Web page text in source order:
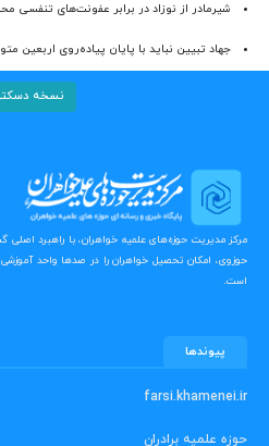
شیرمادر از نوزاد در برابر عفونت‌های تنفسی
جهاد تبیین نباید با پایان پیاده‌روی اربعین
نسخه
مرکز مدیریت حوزه‌های علمیه خواهران، با راهبرد
حوزوی، امکان تحصیل خواهران را در صدها واحد
است.
پیوندها
farsi.khamenei.ir
حوزه علمیه برادران